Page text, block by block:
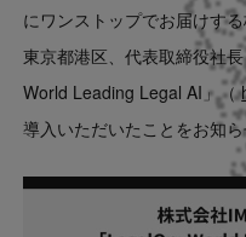
Contact
US website
にワンストップでお届けす
東京都港区、代表取締役社
World Leading Legal AI」（
導入いただいたことをお知ら